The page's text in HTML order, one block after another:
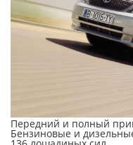
Передний и полный
Бензиновые и